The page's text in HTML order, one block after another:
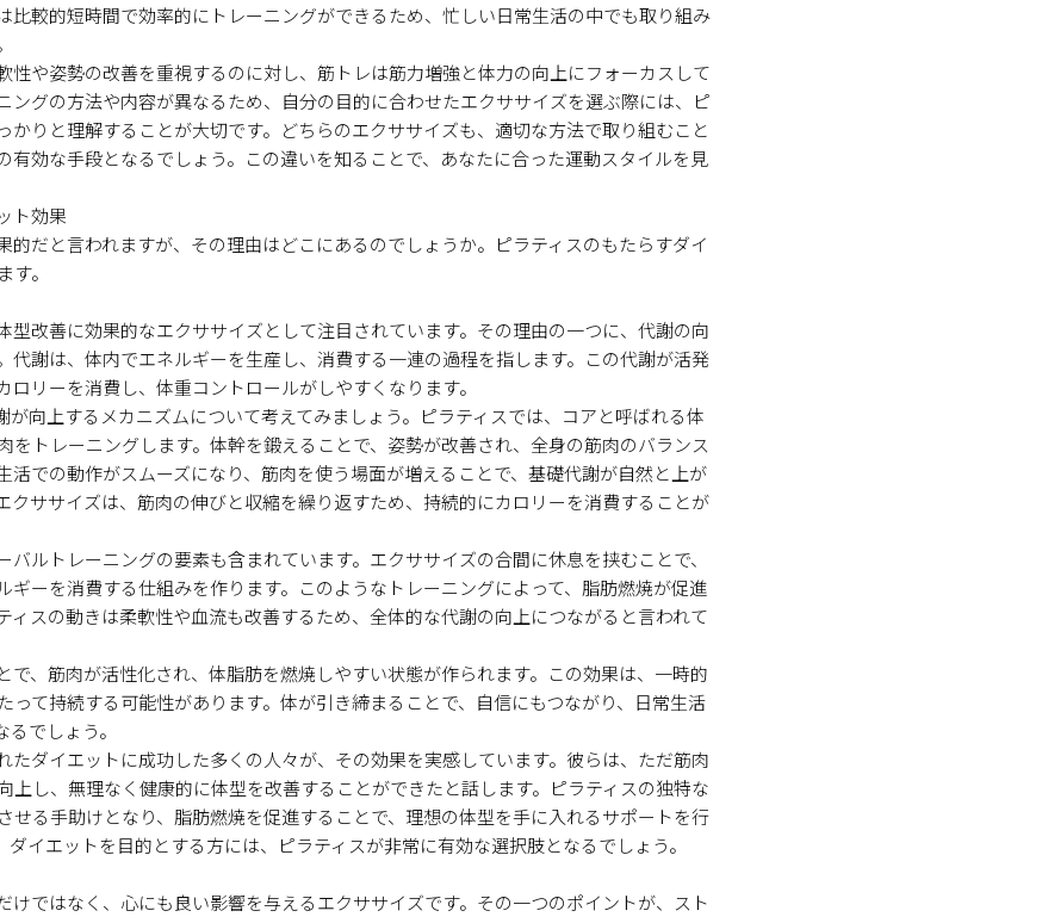
比較的短時間で効率的にトレーニングができるため、忙しい日常生活の中でも取り組み
性や姿勢の改善を重視するのに対し、筋トレは筋力増強と体力の向上にフォーカスして
ングの方法や内容が異なるため、自分の目的に合わせたエクササイズを選ぶ際には、ピ
かりと理解することが大切です。どちらのエクササイズも、適切な方法で取り組むこと
有効な手段となるでしょう。この違いを知ることで、あなたに合った運動スタイルを見
ト効果
的だと言われますが、その理由はどこにあるのでしょうか。ピラティスのもたらすダイ
。
型改善に効果的なエクササイズとして注目されています。その理由の一つに、代謝の向
代謝は、体内でエネルギーを生産し、消費する一連の過程を指します。この代謝が活発
ロリーを消費し、体重コントロールがしやすくなります。
が向上するメカニズムについて考えてみましょう。ピラティスでは、コアと呼ばれる体
をトレーニングします。体幹を鍛えることで、姿勢が改善され、全身の筋肉のバランス
活での動作がスムーズになり、筋肉を使う場面が増えることで、基礎代謝が自然と上が
クササイズは、筋肉の伸びと収縮を繰り返すため、持続的にカロリーを消費することが
バルトレーニングの要素も含まれています。エクササイズの合間に休息を挟むことで、
ギーを消費する仕組みを作ります。このようなトレーニングによって、脂肪燃焼が促進
ィスの動きは柔軟性や血流も改善するため、全体的な代謝の向上につながると言われて
で、筋肉が活性化され、体脂肪を燃焼しやすい状態が作られます。この効果は、一時的
って持続する可能性があります。体が引き締まることで、自信にもつながり、日常生活
でしょう。
たダイエットに成功した多くの人々が、その効果を実感しています。彼らは、ただ筋肉
上し、無理なく健康的に体型を改善することができたと話します。ピラティスの独特な
せる手助けとなり、脂肪燃焼を促進することで、理想の体型を手に入れるサポートを行
ダイエットを目的とする方には、ピラティスが非常に有効な選択肢となるでしょう。
けではなく、心にも良い影響を与えるエクササイズです。その一つのポイントが、スト